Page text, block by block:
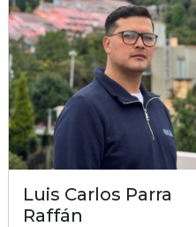
Luis Carlos Parra
Raffán